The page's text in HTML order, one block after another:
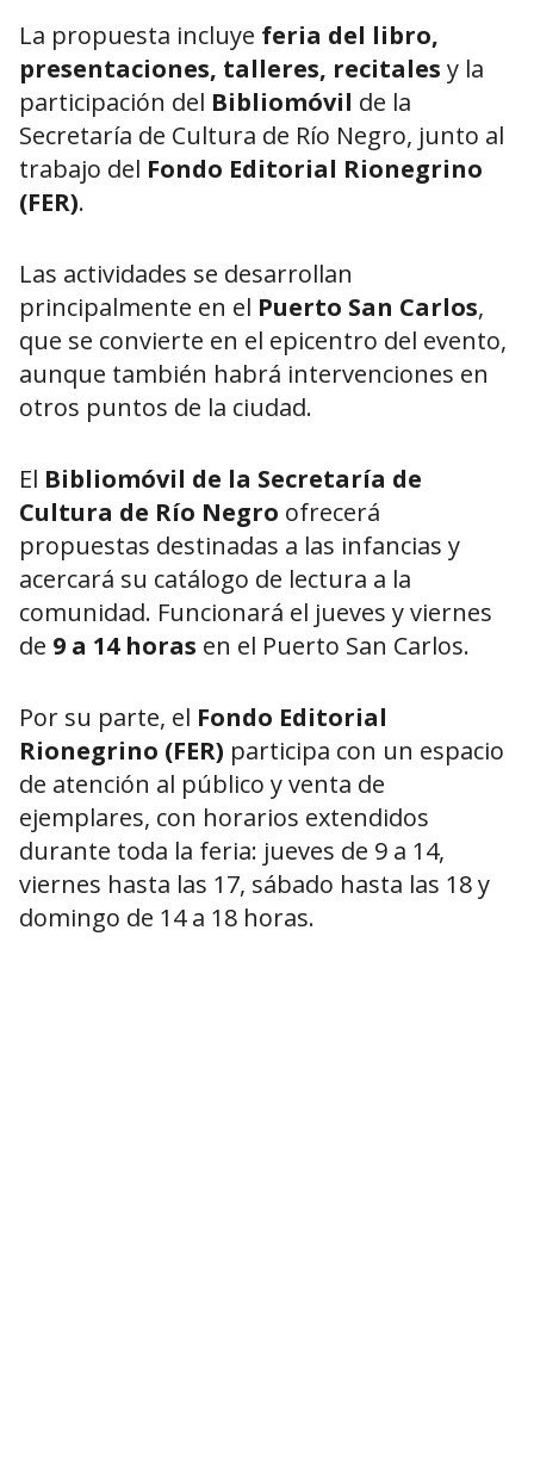
La propuesta incluye feria del libro,
presentaciones, talleres, recitales y la
participación del Bibliomóvil de la
Secretaría de Cultura de Río Negro, junto al
trabajo del Fondo Editorial Rionegrino
(FER).
Las actividades se desarrollan
principalmente en el Puerto San Carlos,
que se convierte en el epicentro del evento,
aunque también habrá intervenciones en
otros puntos de la ciudad.
El Bibliomóvil de la Secretaría de
Cultura de Río Negro ofrecerá
propuestas destinadas a las infancias y
acercará su catálogo de lectura a la
comunidad. Funcionará el jueves y viernes
de 9 a 14 horas en el Puerto San Carlos.
Por su parte, el Fondo Editorial
Rionegrino (FER) participa con un espacio
de atención al público y venta de
ejemplares, con horarios extendidos
durante toda la feria: jueves de 9 a 14,
viernes hasta las 17, sábado hasta las 18 y
domingo de 14 a 18 horas.